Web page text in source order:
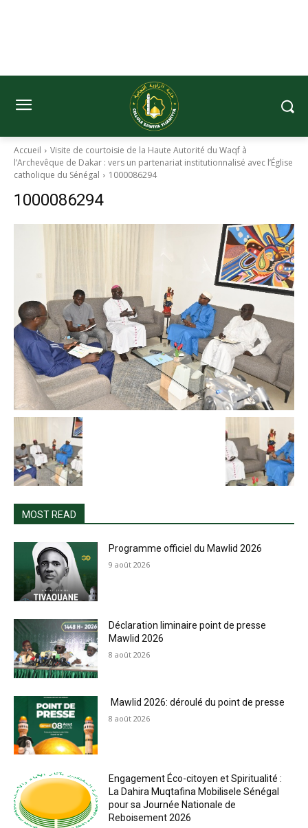
Accueil
Visite de courtoisie de la Haute Autorité du Waqf à
l’Archevêque de Dakar : vers un partenariat institutionnalisé avec l’Église
catholique du Sénégal
1000086294
1000086294
MOST READ
Programme officiel du Mawlid 2026
9 août 2026
Déclaration liminaire point de presse
Mawlid 2026
8 août 2026
Mawlid 2026: déroulé du point de presse
8 août 2026
Engagement Éco-citoyen et Spiritualité :
La Dahira Muqtafina Mobilisele Sénégal
pour sa Journée Nationale de
Reboisement 2026